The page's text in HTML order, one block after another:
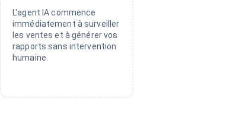
L'agent IA commence
immédiatement à surveiller
les ventes et à générer vos
rapports sans intervention
humaine.